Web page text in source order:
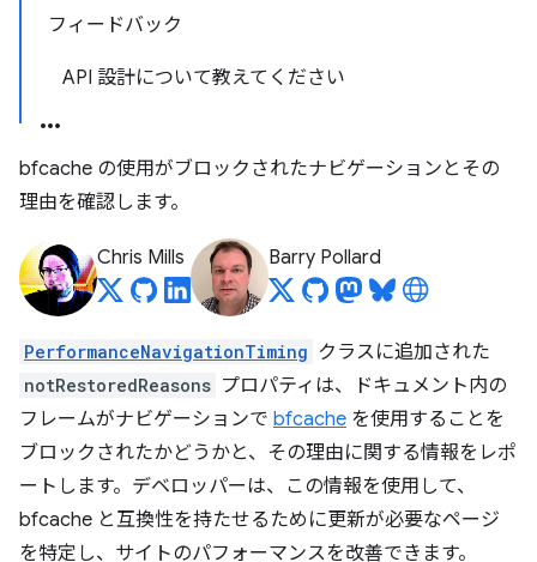
フィードバック
API 設計について教えてください
bfcache の使用がブロックされたナビゲーションとその
理由を確認します。
Chris Mills Barry Pollard
PerformanceNavigationTiming クラスに追加された
notRestoredReasons プロパティは、ドキュメント内の
フレームがナビゲーションで bfcache を使用することを
ブロックされたかどうかと、その理由に関する情報をレポ
ートします。デベロッパーは、この情報を使用して、
bfcache と互換性を持たせるために更新が必要なページ
を特定し、サイトのパフォーマンスを改善できます。